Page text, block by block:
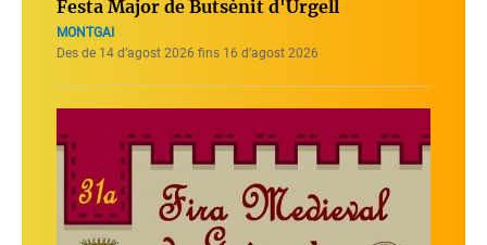
Festa Major de Butsènit d'Urgell
MONTGAI
Des de 14 d’agost 2026 fins 16 d’agost 2026